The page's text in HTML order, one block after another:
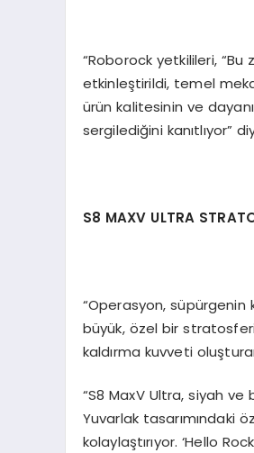
“Roborock yetkilileri,
etkinleştirildi, temel
ürün kalitesinin ve
sergilediğini kanıtlıyor”
S8 MAXV ULTRA
“Operasyon,
büyük, özel bir
kaldırma kuvveti
“S8 MaxV Ultra, siyah
Yuvarlak tasarımındaki
kolaylaştırıyor. ‘Hello